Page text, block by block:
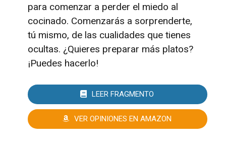
para comenzar a perder el miedo al
cocinado. Comenzarás a sorprenderte,
tú mismo, de las cualidades que tienes
ocultas. ¿Quieres preparar más platos?
¡Puedes hacerlo!
LEER FRAGMENTO
VER OPINIONES EN AMAZON